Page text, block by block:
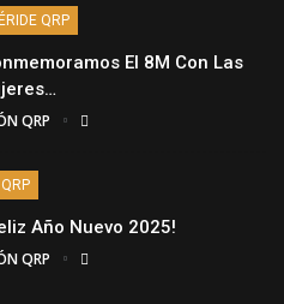
QRP
El 8M Con Las
QRP
QRP
Año Nuevo 2025!
QRP